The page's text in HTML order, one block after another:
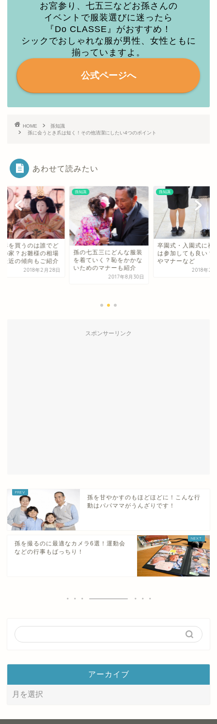
お宮参り、七五三などお孫さんの
イベントで服装選びに迷ったら
『Do CLASSE』がおすすめ！
シックでおしゃれな服が男性、女性ともに
揃っていますよ。
公式ページへ
HOME
孫知識
孫に会うとき爪は短く！その他清潔にしたい4つのポイント
あわせて読みたい
形を買うのは誰でど
の家？お雛様の相場
最近の傾向もご紹介
2018年2月28日
孫知識
孫の七五三にどんな服装
を着ていく？恥をかかな
いためのマナーも紹介
2017年8月30日
孫知識
卒園式・入園式に祖
は参加しても良い？
やマナーなど
2018年2
スポンサーリンク
孫を甘やかすのもほどほどに！こんな行
動はパパママがうんざりです！
孫を撮るのに最適なカメラ6選！運動会
などの行事もばっちり！
アーカイブ